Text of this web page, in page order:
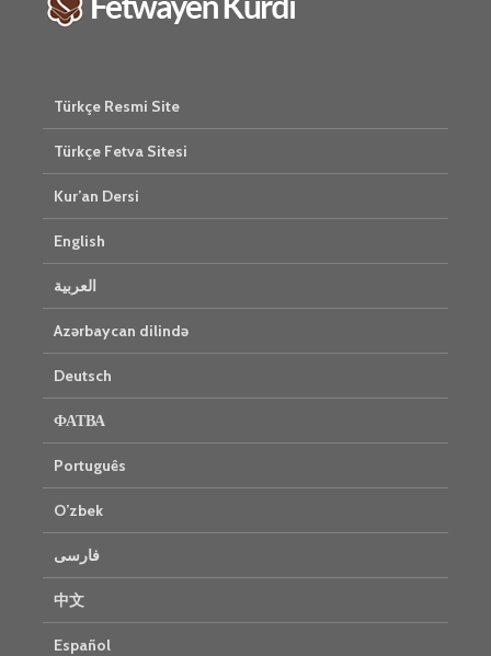
Türkçe Resmi Site
Türkçe Fetva Sitesi
Kur’an Dersi
English
العربية
Azərbaycan dilində
Deutsch
ФАТВА
Português
O’zbek
فارسی
中文
Español